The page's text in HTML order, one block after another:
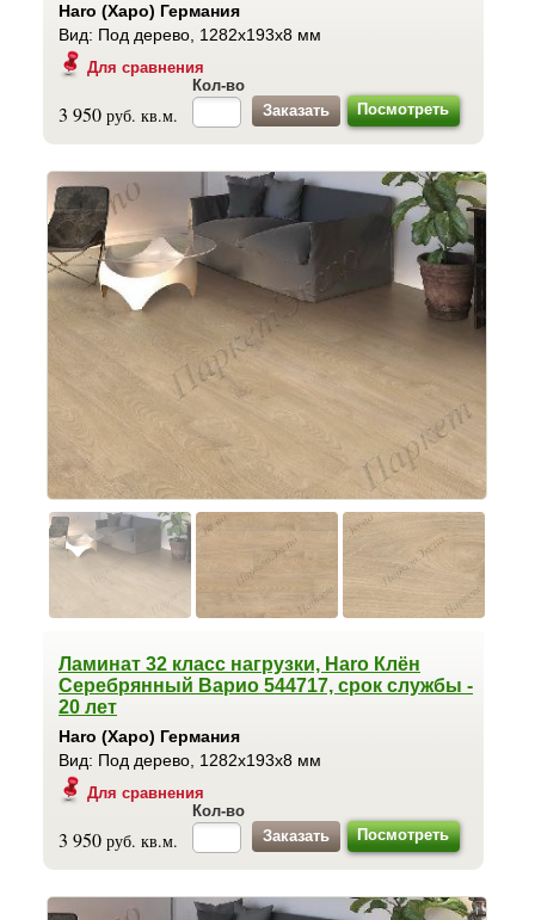
Haro (Харо) Германия
Вид: Под дерево, 1282x193x8 мм
Для сравнения
3 950 руб. кв.м.
Кол-во
Посмотреть
Ламинат 32 класс нагрузки, Haro Клён
Серебрянный Варио 544717, срок службы -
20 лет
Haro (Харо) Германия
Вид: Под дерево, 1282x193x8 мм
Для сравнения
3 950 руб. кв.м.
Кол-во
Посмотреть